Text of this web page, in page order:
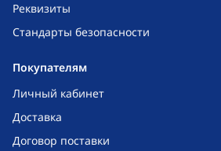
Реквизиты
Стандарты безопасности
Покупателям
Личный кабинет
Доставка
Договор поставки